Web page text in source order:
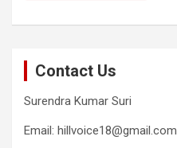
Contact Us
Surendra Kumar Suri
Email: hillvoice18@gmail.com